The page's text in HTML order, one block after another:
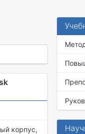
корпус,